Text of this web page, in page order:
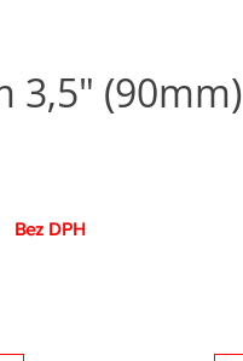
3,5" (90mm)
Bez DPH